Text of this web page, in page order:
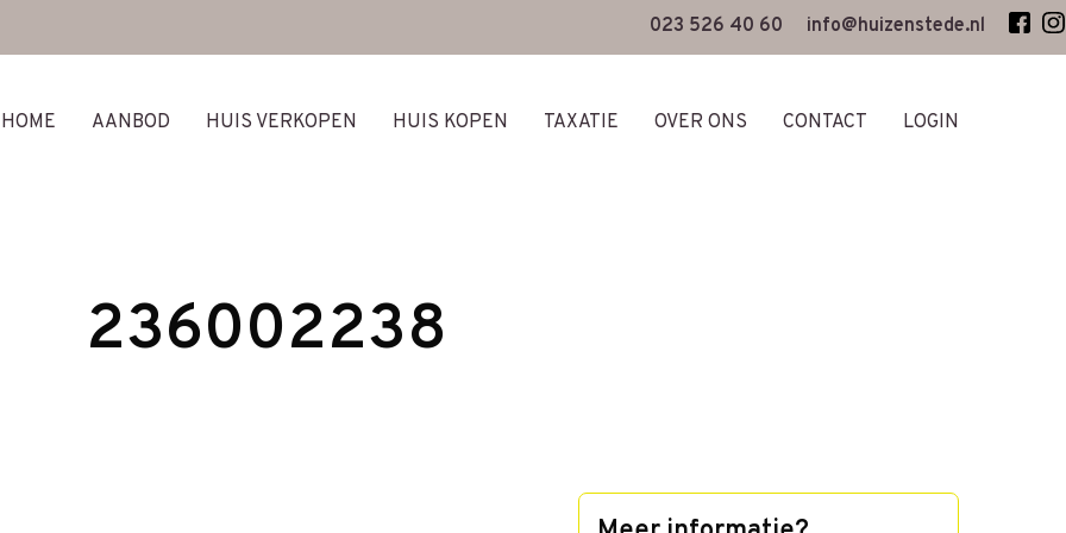
023 526 40 60 info@huizenstede.nl
HOME AANBOD HUIS VERKOPEN HUIS KOPEN TAXATIE OVER ONS CONTACT LOGIN
236002238